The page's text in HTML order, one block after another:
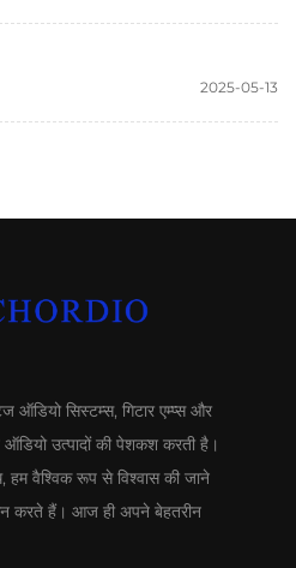
2025-05-13
ऑडियो सिस्टम्स, गिटार एम्प्स और
उत्पादों की पेशकश करती है।
वैश्विक रूप से विश्वास की जाने
करते हैं। आज ही अपने बेहतरीन